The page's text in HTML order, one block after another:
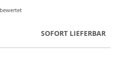
SOFORT LIEFERBAR